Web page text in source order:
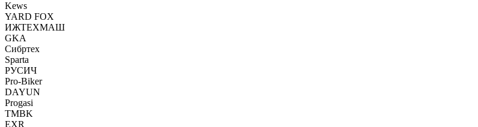
Kews
YARD FOX
ИЖТЕХМАШ
GKA
Сибртех
Sparta
РУСИЧ
Pro-Biker
DAYUN
Progasi
TMBK
EXR